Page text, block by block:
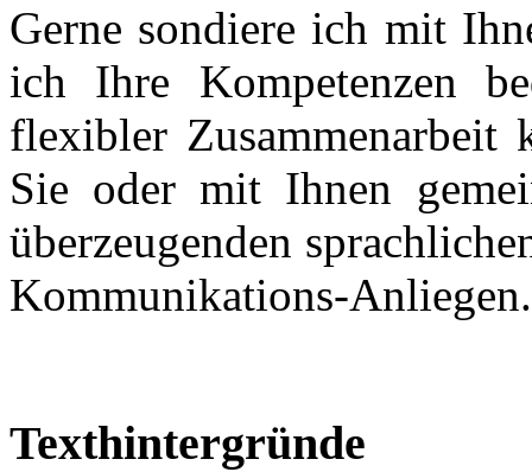
Gerne sondiere ich mit
ich Ihre Kompetenzen
flexibler
Sie oder mit Ihnen
überzeugenden
Kommunikations-Anliegen.
Texthintergründe